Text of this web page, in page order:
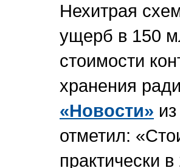
Нехитрая
ущерб в 150
стоимости
хранения
«Новости»
отметил:
практически